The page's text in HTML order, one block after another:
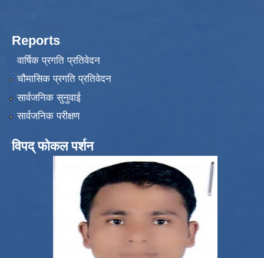
Reports
वार्षिक प्रगति प्रतिवेदन
चौमासिक प्रगति प्रतिवेदन
सार्वजनिक सुनुवाई
सार्वजनिक परीक्षण
विपद् फोकल पर्शन